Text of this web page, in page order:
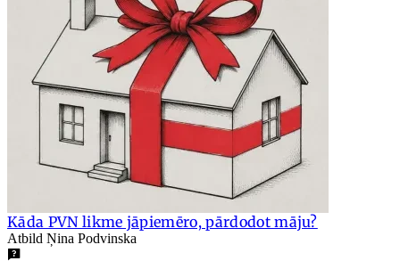
Kāda PVN likme jāpiemēro, pārdodot māju?
Atbild Ņina Podvinska